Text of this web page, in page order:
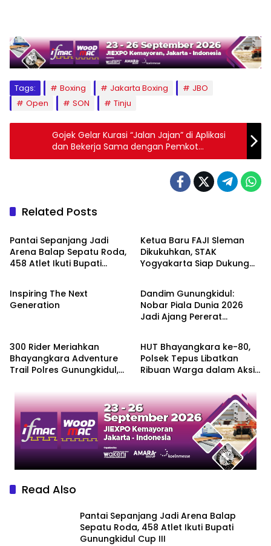
Tags: Boxing Jakarta Boxing
JBO
Open
SON Tinju
Gojek Gelar Kurasi “Jalan Jajan” di Aplikasi
dan Bekerja Sama dengan Pemkot
Yogyakarta untuk Melatih 500 Mitra Driver
Melalui Program Sadar Wisata
Related Posts
Berita
Pantai Sepanjang Jadi
Arena Balap Sepatu Roda,
458 Atlet Ikuti Bupati
Ketua Baru FAJI Sleman
Dikukuhkan, STAK
Yogyakarta Siap Dukung
Olahraga
Inspiring The Next
Generation
Berita
Dandim Gunungkidul:
Nobar Piala Dunia 2026
Jadi Ajang Pererat
300 Rider Meriahkan
Bhayangkara Adventure
Trail Polres Gunungkidul,
Pembangunan Masjid
Berita
HUT Bhayangkara ke-80,
Polsek Tepus Libatkan
Ribuan Warga dalam Aksi
Massal
Read Also
Pantai Sepanjang Jadi Arena Balap
Sepatu Roda, 458 Atlet Ikuti Bupati
Gunungkidul Cup III